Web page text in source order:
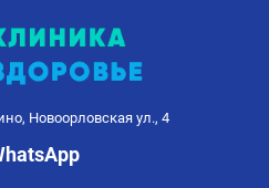
Новоорловская ул., 4